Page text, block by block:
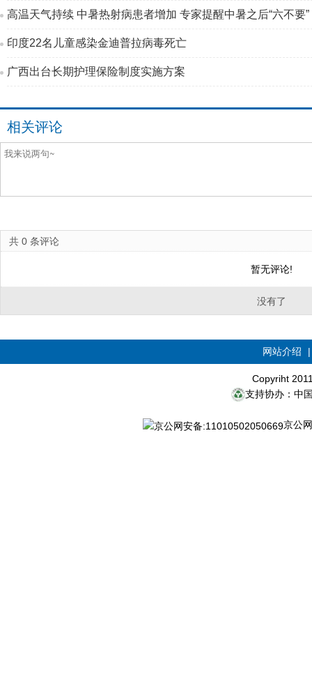
高温天气持续 中暑热射病患者增加 专家提醒中暑之后“六不要”
印度22名儿童感染金迪普拉病毒死亡
广西出台长期护理保险制度实施方案
相关评论
共 0 条评论
暂无评论!
没有了
网站介绍
Copyriht
支持协办：中
京公